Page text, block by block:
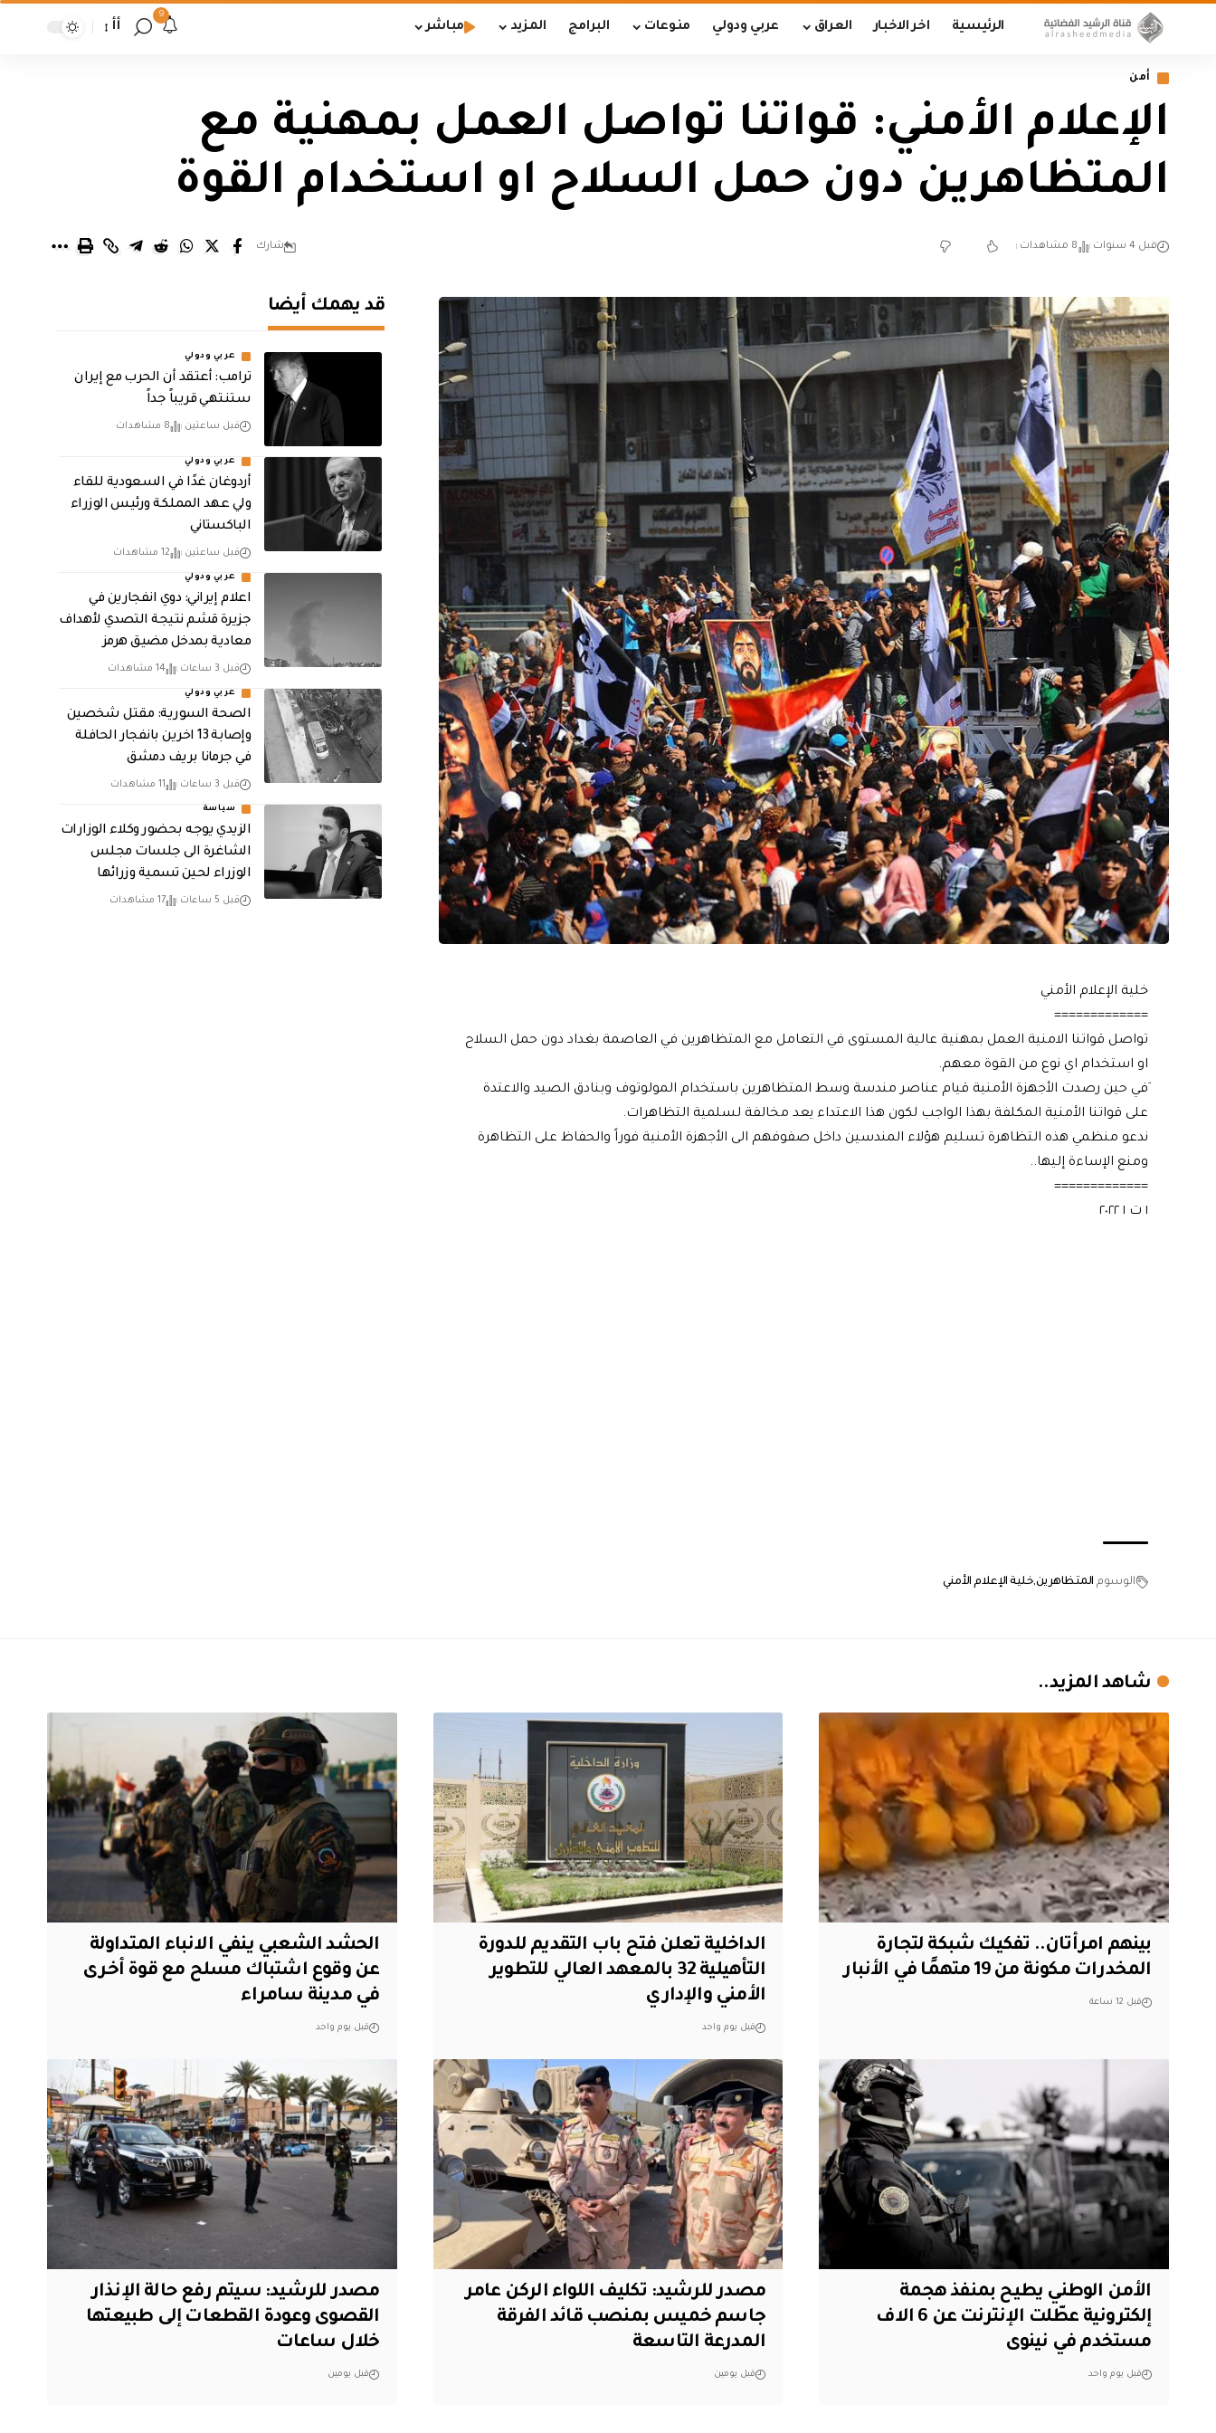
الرئيسية اخر الاخبار العراق عربي ودولي منوعات البرامج المزيد مباشر
9
أأ
أمن
الإعلام الأمني: قواتنا تواصل العمل بمهنية مع
المتظاهرين دون حمل السلاح او استخدام القوة
قبل 4 سنوات 8 مشاهدات شارك
خلية الإعلام الأمني
=============
تواصل قواتنا الامنية العمل بمهنية عالية المستوى في التعامل مع المتظاهرين في العاصمة بغداد دون حمل السلاح
او استخدام اي نوع من القوة معهم.
َفي حين رصدت الأجهزة الأمنية قيام عناصر مندسة وسط المتظاهرين باستخدام المولوتوف وبنادق الصيد والاعتدة
على قواتنا الأمنية المكلفة بهذا الواجب لكون هذا الاعتداء يعد مخالفة لسلمية التظاهرات.
ندعو منظمي هذه التظاهرة تسليم هؤلاء المندسين داخل صفوفهم الى الأجهزة الأمنية فوراً والحفاظ على التظاهرة
ومنع الإساءة إليها..
=============
١ ت ١ ٢٠٢٢
الوسوم المتظاهرين خلية الإعلام الأمني
قد يهمك أيضا
عربي ودولي
‏ترامب: أعتقد أن الحرب مع إيران
ستنتهي قريباً جداً
قبل ساعتين 8 مشاهدات
عربي ودولي
أردوغان غدًا في السعودية للقاء
ولي عهد المملكة ورئيس الوزراء
الباكستاني
قبل ساعتين 12 مشاهدات
عربي ودولي
اعلام إيراني: دوي انفجارين في
جزيرة قشم نتيجة التصدي لأهداف
معادية بمدخل مضيق هرمز
قبل 3 ساعات 14 مشاهدات
عربي ودولي
الصحة السورية: مقتل شخصين
وإصابة 13 اخرين بانفجار الحافلة
في جرمانا بريف دمشق
قبل 3 ساعات 11 مشاهدات
سياسة
الزيدي يوجه بحضور وكلاء الوزارات
الشاغرة الى جلسات مجلس
الوزراء لحين تسمية وزرائها
قبل 5 ساعات 17 مشاهدات
شاهد المزيد..
بينهم امرأتان.. تفكيك شبكة لتجارة
المخدرات مكونة من 19 متهمًا في الأنبار
قبل 12 ساعة
الداخلية تعلن فتح باب التقديم للدورة
التأهيلية 32 بالمعهد العالي للتطوير
الأمني والإداري
قبل يوم واحد
الحشد الشعبي ينفي الانباء المتداولة
عن وقوع اشتباك مسلح مع قوة أخرى
في مدينة سامراء
قبل يوم واحد
الأمن الوطني يطيح بمنفذ هجمة
إلكترونية عطّلت الإنترنت عن 6 الاف
مستخدم في نينوى
قبل يوم واحد
مصدر للرشيد: تكليف اللواء الركن عامر
جاسم خميس بمنصب قائد الفرقة
المدرعة التاسعة
قبل يومين
مصدر للرشيد: سيتم رفع حالة الإنذار
القصوى وعودة القطعات إلى طبيعتها
خلال ساعات
قبل يومين